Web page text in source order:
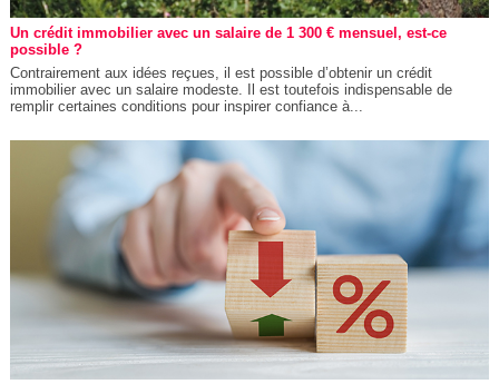
Un crédit immobilier avec un salaire de 1 300 € mensuel, est-ce
possible ?
Contrairement aux idées reçues, il est possible d’obtenir un crédit
immobilier avec un salaire modeste. Il est toutefois indispensable de
remplir certaines conditions pour inspirer confiance à...